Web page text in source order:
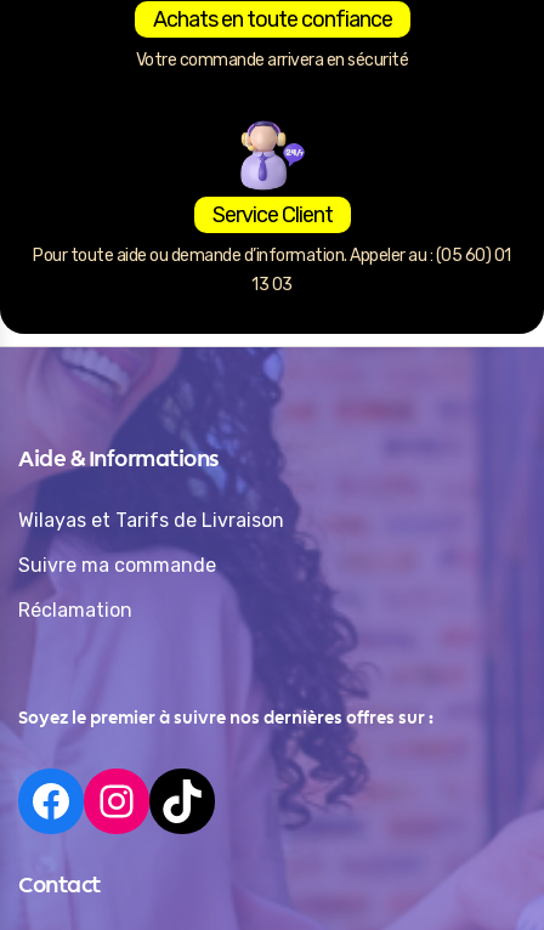
Achats en toute confiance
Votre commande arrivera en sécurité
Service Client
Pour toute aide ou demande d’information. Appeler au : (05 60) 01
13 03
Aide & Informations
Wilayas et Tarifs de Livraison
Suivre ma commande
Réclamation
Soyez le premier à suivre nos dernières offres sur :
Contact